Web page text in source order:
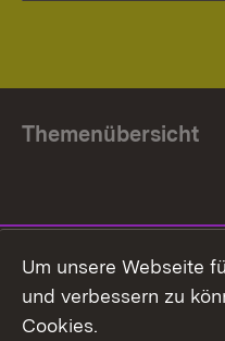
Themenübersicht
Facebook
Um unsere Webseite
und verbessern zu
Cookies.